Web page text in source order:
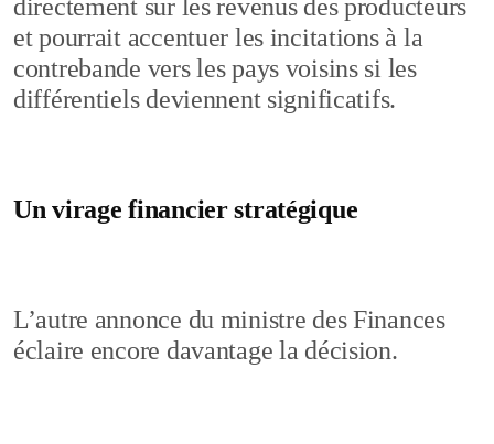
directement sur les revenus des producteurs
et pourrait accentuer les incitations à la
contrebande vers les pays voisins si les
différentiels deviennent significatifs.
Un virage financier stratégique
L’autre annonce du ministre des Finances
éclaire encore davantage la décision.